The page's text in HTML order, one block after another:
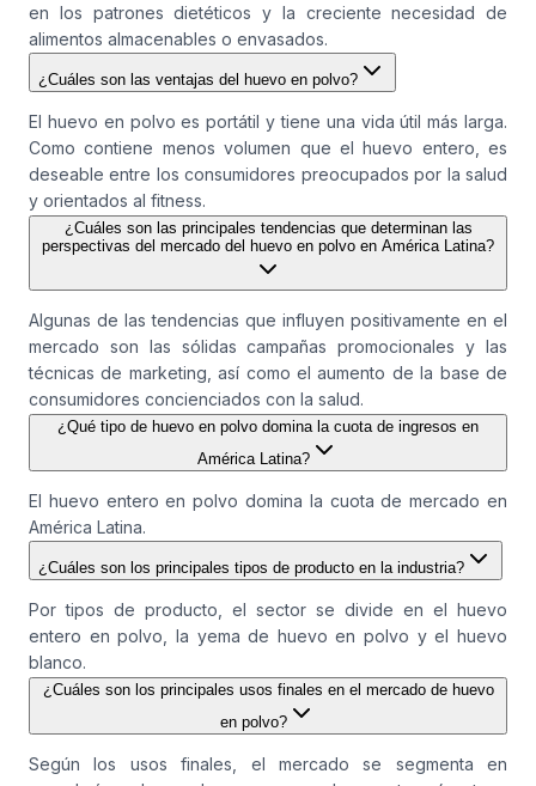
en los patrones dietéticos y la creciente necesidad de
alimentos almacenables o envasados.
¿Cuáles son las ventajas del huevo en polvo?
El huevo en polvo es portátil y tiene una vida útil más larga.
Como contiene menos volumen que el huevo entero, es
deseable entre los consumidores preocupados por la salud
y orientados al fitness.
¿Cuáles son las principales tendencias que determinan las
perspectivas del mercado del huevo en polvo en América Latina?
Algunas de las tendencias que influyen positivamente en el
mercado son las sólidas campañas promocionales y las
técnicas de marketing, así como el aumento de la base de
consumidores concienciados con la salud.
¿Qué tipo de huevo en polvo domina la cuota de ingresos en
América Latina?
El huevo entero en polvo domina la cuota de mercado en
América Latina.
¿Cuáles son los principales tipos de producto en la industria?
Por tipos de producto, el sector se divide en el huevo
entero en polvo, la yema de huevo en polvo y el huevo
blanco.
¿Cuáles son los principales usos finales en el mercado de huevo
en polvo?
Según los usos finales, el mercado se segmenta en